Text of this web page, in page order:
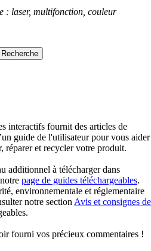
: laser, multifonction, couleur
Recherche
interactifs fournit des articles de
guide de l'utilisateur pour vous aider
réparer et recycler votre produit.
additionnel à télécharger dans
page de guides téléchargeables.
environnementale et réglementaire
notre section Avis et consignes de
fourni vos précieux commentaires !